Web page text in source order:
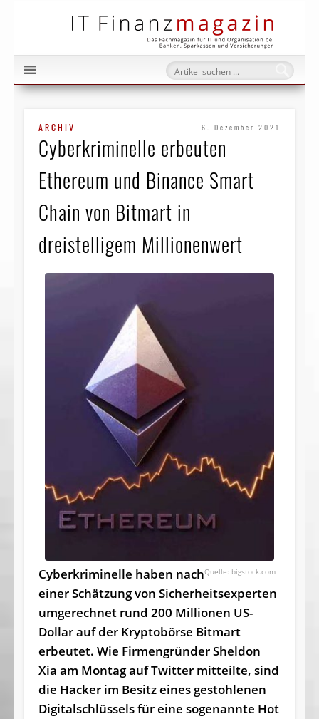
ARCHIV 6. Dezember 2021
Cyberkriminelle erbeuten
Ethereum und Binance Smart
Chain von Bitmart in
dreistelligem Millionenwert
bigstock.com
Cyberkriminelle haben nach
einer Schätzung von Sicherheitsexperten
umgerechnet rund 200 Millionen US-
Dollar auf der Kryptobörse Bitmart
erbeutet. Wie Firmengründer Sheldon
Xia am Montag auf Twitter mitteilte, sind
die Hacker im Besitz eines gestohlenen
Digitalschlüssels für eine sogenannte Hot